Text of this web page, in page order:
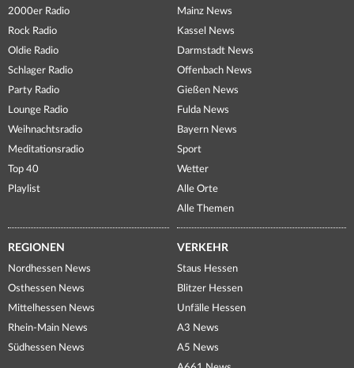
2000er Radio
Rock Radio
Oldie Radio
Schlager Radio
Party Radio
Lounge Radio
Weihnachtsradio
Meditationsradio
Top 40
Playlist
Mainz News
Kassel News
Darmstadt News
Offenbach News
Gießen News
Fulda News
Bayern News
Sport
Wetter
Alle Orte
Alle Themen
REGIONEN
Nordhessen News
Osthessen News
Mittelhessen News
Rhein-Main News
Südhessen News
VERKEHR
Staus Hessen
Blitzer Hessen
Unfälle Hessen
A3 News
A5 News